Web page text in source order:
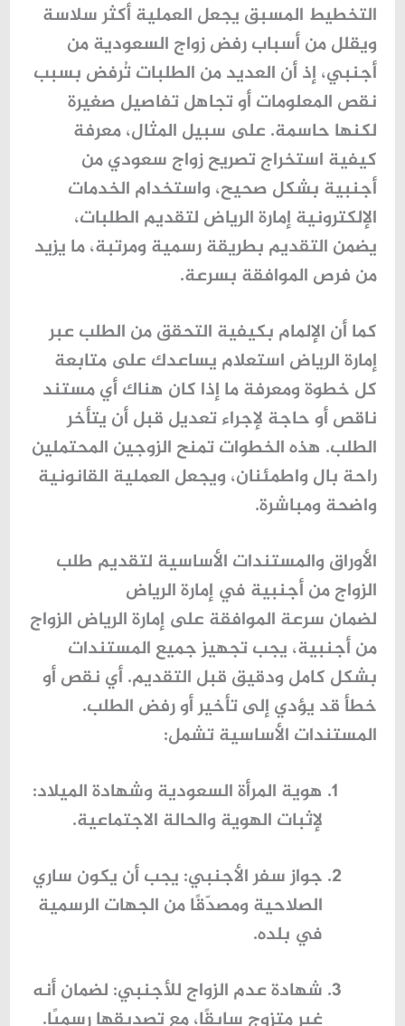
التخطيط المسبق يجعل العملية أكثر سلاسة
ويقلل من أسباب رفض زواج السعودية من
أجنبي، إذ أن العديد من الطلبات تُرفض بسبب
نقص المعلومات أو تجاهل تفاصيل صغيرة
لكنها حاسمة. على سبيل المثال، معرفة
كيفية استخراج تصريح زواج سعودي من
أجنبية بشكل صحيح، واستخدام الخدمات
الإلكترونية إمارة الرياض لتقديم الطلبات،
يضمن التقديم بطريقة رسمية ومرتبة، ما يزيد
من فرص الموافقة بسرعة.
كما أن الإلمام بكيفية التحقق من الطلب عبر
إمارة الرياض استعلام يساعدك على متابعة
كل خطوة ومعرفة ما إذا كان هناك أي مستند
ناقص أو حاجة لإجراء تعديل قبل أن يتأخر
الطلب. هذه الخطوات تمنح الزوجين المحتملين
راحة بال واطمئنان، ويجعل العملية القانونية
واضحة ومباشرة.
الأوراق والمستندات الأساسية لتقديم طلب
الزواج من أجنبية في إمارة الرياض
لضمان سرعة الموافقة على إمارة الرياض الزواج
من أجنبية، يجب تجهيز جميع المستندات
بشكل كامل ودقيق قبل التقديم. أي نقص أو
خطأ قد يؤدي إلى تأخير أو رفض الطلب.
المستندات الأساسية تشمل:
هوية المرأة السعودية وشهادة الميلاد:
لإثبات الهوية والحالة الاجتماعية.
جواز سفر الأجنبي: يجب أن يكون ساري
الصلاحية ومصدّقًا من الجهات الرسمية
في بلده.
شهادة عدم الزواج للأجنبي: لضمان أنه